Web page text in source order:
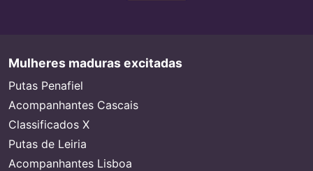
Mulheres maduras excitadas
Putas Penafiel
Acompanhantes Cascais
Classificados X
Putas de Leiria
Acompanhantes Lisboa